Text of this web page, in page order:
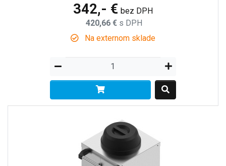
342,- € bez DPH
420,66 € s DPH
Na externom sklade